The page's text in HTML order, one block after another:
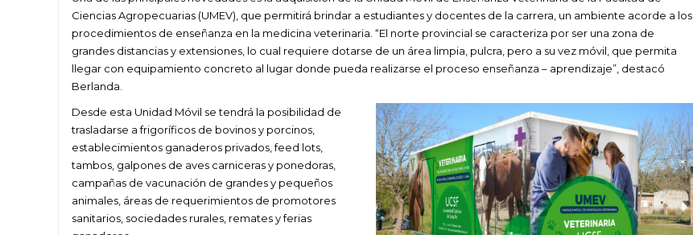
Ciencias Agropecuarias (UMEV), que permitirá brindar a estudiantes y docentes de la carrera, un ambiente acorde a los
procedimientos de enseñanza en la medicina veterinaria. “El norte provincial se caracteriza por ser una zona de
grandes distancias y extensiones, lo cual requiere dotarse de un área limpia, pulcra, pero a su vez móvil, que permita
llegar con equipamiento concreto al lugar donde pueda realizarse el proceso enseñanza – aprendizaje”, destacó
Berlanda.
Desde esta Unidad Móvil se tendrá la posibilidad de
trasladarse a frigoríficos de bovinos y porcinos,
establecimientos ganaderos privados, feed lots,
tambos, galpones de aves carniceras y ponedoras,
campañas de vacunación de grandes y pequeños
animales, áreas de requerimientos de promotores
sanitarios, sociedades rurales, remates y ferias